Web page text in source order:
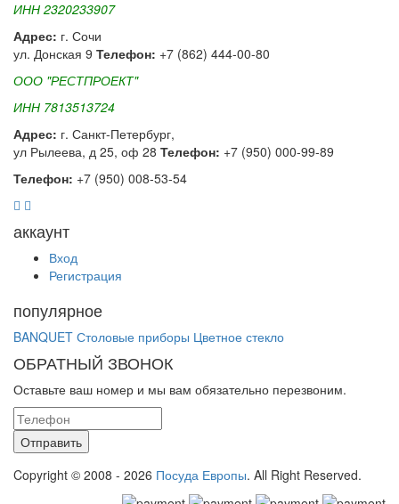
ИНН 2320233907
Адрес: г. Сочи
ул. Донская 9 Телефон: +7 (862) 444-00-80
ООО "РЕСТПРОЕКТ"
ИНН 7813513724
Адрес: г. Санкт-Петербург,
ул Рылеева, д 25, оф 28 Телефон: +7 (950) 000-99-89
Телефон: +7 (950) 008-53-54
аккаунт
Вход
Регистрация
популярное
BANQUET Столовые приборы Цветное стекло
ОБРАТНЫЙ ЗВОНОК
Оставьте ваш номер и мы вам обязательно перезвоним.
Copyright © 2008 - 2026 Посуда Европы. All Right Reserved.